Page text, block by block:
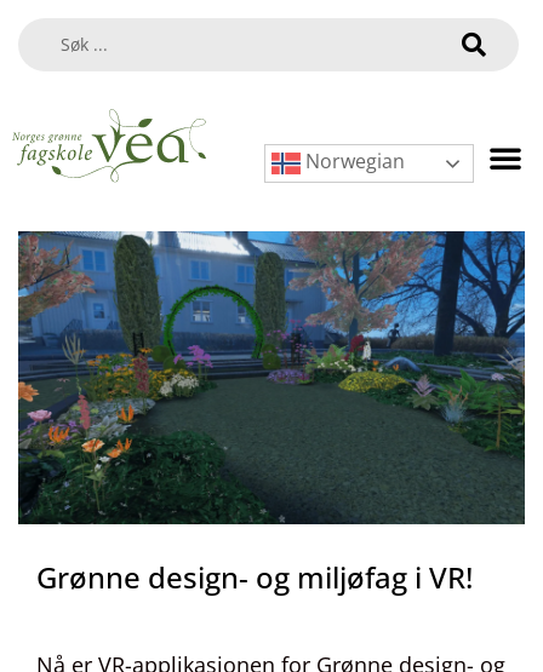
Norwegian
Grønne design- og miljøfag i VR!
Nå er VR-applikasjonen for Grønne design- og